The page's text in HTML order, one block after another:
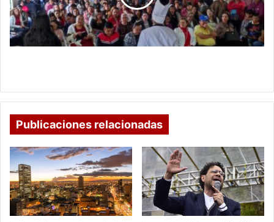
la
comida
chatarra
Publicaciones relacionadas